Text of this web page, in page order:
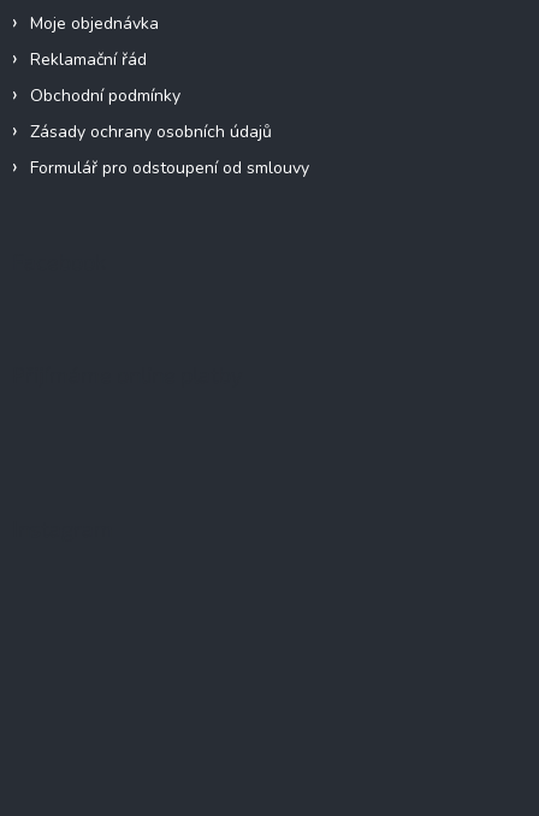
Moje objednávka
Reklamační řád
Obchodní podmínky
Zásady ochrany osobních údajů
Formulář pro odstoupení od smlouvy